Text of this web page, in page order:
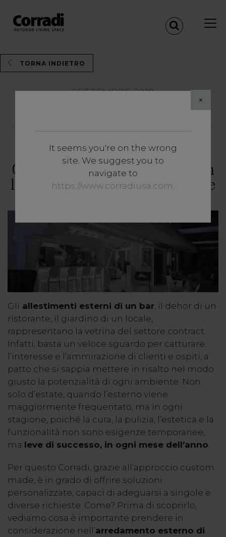
×
It seems you're on the wrong
site. We suggest you to
navigate to
https://www.corradiusa.com.
TORNA INDIETRO
SETTEMBRE 2018
Approfondimenti
Gli allestimenti esterni per un
locale accogliente e funzionale
Gli allestimenti esterni di un bar , il dehor di un
ristorante, il giardino di un locale,
rappresentano la vetrina del settore contract.
Infatti, basta un veloce sguardo per catturare
l’interesse e l’ammirazione di clienti e ospiti, a
patto che si sappia mettere in risalto nel modo
giusto la potenzialità di ogni ambiente. Non
solo d’estate, quando l’esterno viene
maggiormente frequentato, ma in ogni
stagione, poiché la cura, la pulizia, l’estetica e la
funzionalità non sono esigenze temporanee,
ma leve di successo, in ogni mese dell’anno
Per questo Corradi, grazie all’approccio custom
made , è in grado di offrire soluzioni
personalizzate, capaci di adeguarsi a singole e
diverse richieste. Come? Prima di scoprirlo,
vediamo cosa è importante prendere in
considerazione nell’arredamento esterno di